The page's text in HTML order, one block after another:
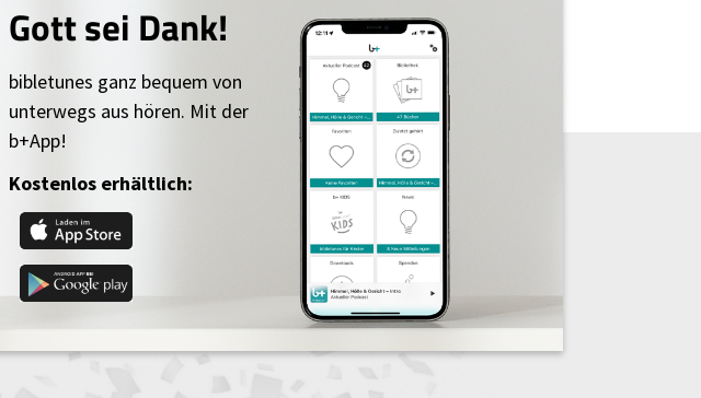
Gott sei Dank!
bibletunes ganz bequem von
unterwegs aus hören. Mit der
b+App!
Kostenlos erhältlich: